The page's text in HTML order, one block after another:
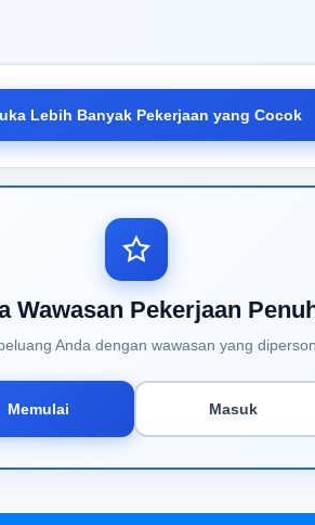
Lebih Banyak Pekerjaan yang Cocok
Wawasan Pekerjaan
Anda dengan wawasan yang
Memulai Masuk